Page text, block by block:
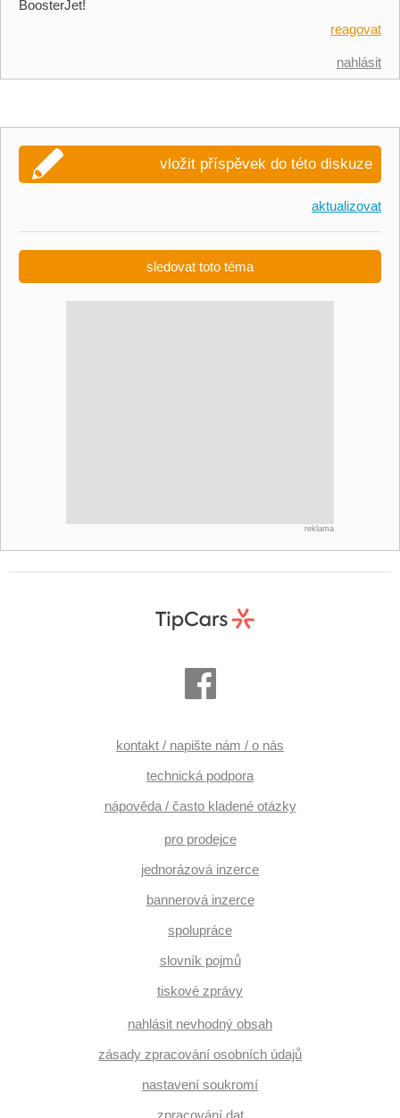
BoosterJet!
reagovat
nahlásit
vložit příspěvek do této diskuze
aktualizovat
sledovat toto téma
reklama
kontakt / napište nám / o nás
technická podpora
nápověda / často kladené otázky
pro prodejce
jednorázová inzerce
bannerová inzerce
spolupráce
slovník pojmů
tiskové zprávy
nahlásit nevhodný obsah
zásady zpracování osobních údajů
nastavení soukromí
zpracování dat